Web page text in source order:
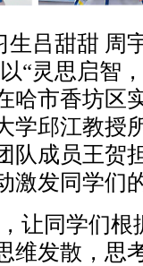
生吕甜甜 周
“灵思启智
哈市香坊区
学邱江教授
队成员王贺
激发同学们
让同学们根
维发散，思